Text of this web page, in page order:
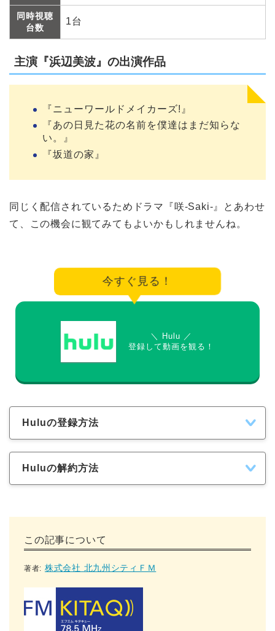
同時視聴
台数
1台
主演『浜辺美波』の出演作品
『ニューワールドメイカーズ!』
『あの日見た花の名前を僕達はまだ知らな
い。』
『坂道の家』
同じく配信されているためドラマ『咲-Saki-』とあわせ
て、この機会に観てみてもよいかもしれませんね。
今すぐ見る！
＼ Hulu ／
登録して動画を観る！
Huluの登録方法
Huluの解約方法
この記事について
著者: 株式会社 北九州シティＦＭ